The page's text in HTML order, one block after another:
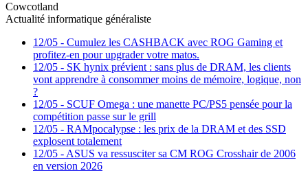
Cowcotland
Actualité informatique généraliste
12/05 - Cumulez les CASHBACK avec ROG Gaming et
profitez-en pour upgrader votre matos.
12/05 - SK hynix prévient : sans plus de DRAM, les clients
vont apprendre à consommer moins de mémoire, logique, non
?
12/05 - SCUF Omega : une manette PC/PS5 pensée pour la
compétition passe sur le grill
12/05 - RAMpocalypse : les prix de la DRAM et des SSD
explosent totalement
12/05 - ASUS va ressusciter sa CM ROG Crosshair de 2006
en version 2026